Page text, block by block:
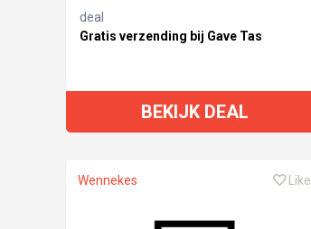
deal
Gratis verzending bij Gave Tas
BEKIJK DEAL
Wennekes Like